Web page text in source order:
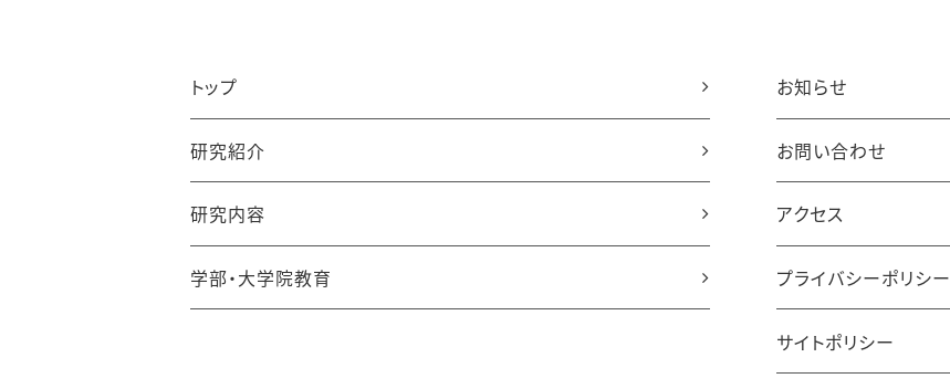
トップ
研究紹介
研究内容
学部・大学院教育
お知らせ
お問い合わせ
アクセス
プライバシーポリシー
サイトポリシー